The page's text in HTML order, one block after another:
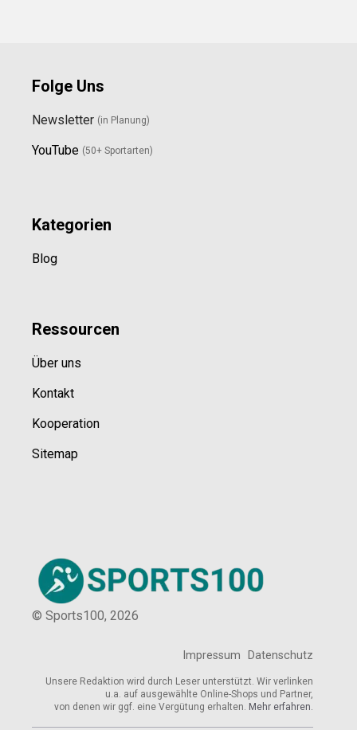
Folge Uns
Newsletter (in Planung)
YouTube (50+ Sportarten)
Kategorien
Blog
Ressourcen
Über uns
Kontakt
Kooperation
Sitemap
© Sports100, 2026
Impressum Datenschutz
Unsere Redaktion wird durch Leser unterstützt. Wir verlinken
u.a. auf ausgewählte Online-Shops und Partner,
von denen wir ggf. eine Vergütung erhalten. Mehr erfahren.